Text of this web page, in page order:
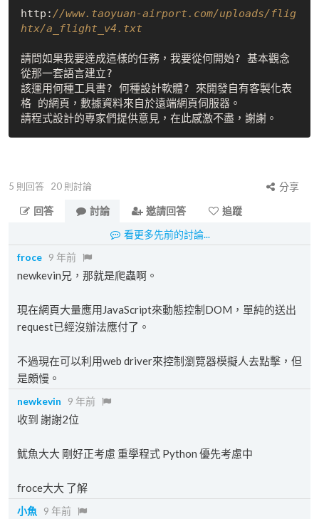
http: //www.taoyuan-airport.com/uploads/flig
htx/a_flight_v4.txt
請問如果我要達成這樣的任務，我要從何開始? 基本觀念
從那一套語言建立?
該運用何種工具書? 何種設計軟體? 來開發自有客製化表
格 的網頁，數據資料來自於遠端網頁伺服器。
5 則回答 20 則討論
分享
回答
討論 邀請回答
追蹤
看更多先前的討論...
froce 9 年前
newkevin兄，那就是爬蟲啊。
現在網頁大量應用JavaScript來動態控制DOM，單純的送出
request已經沒辦法應付了。
不過現在可以利用web driver來控制瀏覽器模擬人去點擊，但
是頗慢。
newkevin 9 年前
收到 謝謝2位
魷魚大大 剛好正考慮 重學程式 Python 優先考慮中
froce大大 了解
小魚 9 年前